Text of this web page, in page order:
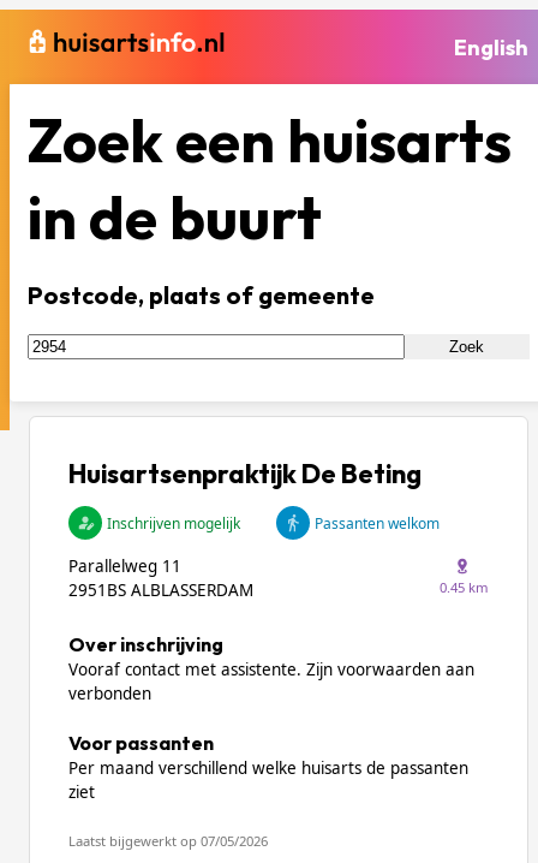
English
Zoek een huisarts
in de buurt
Postcode, plaats of gemeente
Zoek
Huisartsenpraktijk De Beting
Inschrijven mogelijk Passanten welkom
Parallelweg 11
2951BS ALBLASSERDAM
0.45 km
Over inschrijving
Vooraf contact met assistente. Zijn voorwaarden aan
verbonden
Voor passanten
Per maand verschillend welke huisarts de passanten
ziet
Laatst bijgewerkt op 07/05/2026